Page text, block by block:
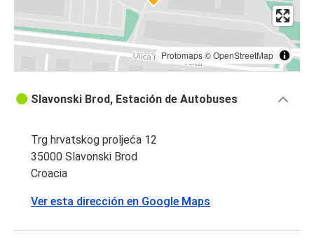
Protomaps©OpenStreetMap
Slavonski Brod, Estación de Autobuses
Trg hrvatskog proljeća 12
35000 Slavonski Brod
Croacia
Ver esta dirección en Google Maps